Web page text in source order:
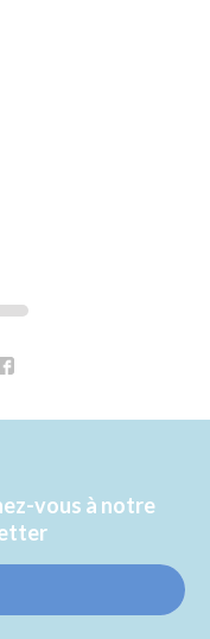
vous à notre